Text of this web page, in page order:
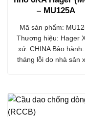
– MU125A
Mã sản phẩm:
Thương hiệu: Hager
xứ: CHINA Bảo
tháng lỗi do nhà sản